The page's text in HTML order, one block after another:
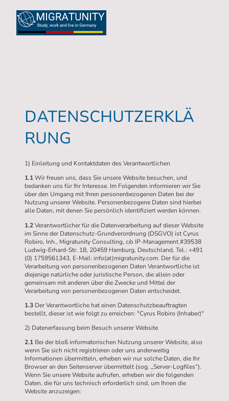
DATENSCHUTZERKLÄ
RUNG
1) Einleitung und Kontaktdaten des Verantwortlichen
1.1Wir freuen uns, dass Sie unsere Website besuchen, und
bedanken uns für Ihr Interesse. Im Folgenden informieren wir Sie
über den Umgang mit Ihren personenbezogenen Daten bei der
Nutzung unserer Website. Personenbezogene Daten sind hierbei
alle Daten, mit denen Sie persönlich identifiziert werden können.
1.2Verantwortlicher für die Datenverarbeitung auf dieser Website
im Sinne der Datenschutz-Grundverordnung (DSGVO) ist Cyrus
Robiro, Inh., Migratunity Consulting, c/o IP-Management #39538
Ludwig-Erhard-Str. 18, 20459 Hamburg, Deutschland, Tel.: +491
(0) 1759561343, E-Mail: info(at)migratunity.com. Der für die
Verarbeitung von personenbezogenen Daten Verantwortliche ist
diejenige natürliche oder juristische Person, die allein oder
gemeinsam mit anderen über die Zwecke und Mittel der
Verarbeitung von personenbezogenen Daten entscheidet.
1.3 Der Verantwortliche hat einen Datenschutzbeauftragten
bestellt, dieser ist wie folgt zu erreichen: "Cyrus Robiro (Inhaber)"
2) Datenerfassung beim Besuch unserer Website
2.1 Bei der bloß informatorischen Nutzung unserer Website, also
wenn Sie sich nicht registrieren oder uns anderweitig
Informationen übermitteln, erheben wir nur solche Daten, die Ihr
Browser an den Seitenserver übermittelt (sog. „Server-Logfiles“).
Wenn Sie unsere Website aufrufen, erheben wir die folgenden
Daten, die für uns technisch erforderlich sind, um Ihnen die
Website anzuzeigen: